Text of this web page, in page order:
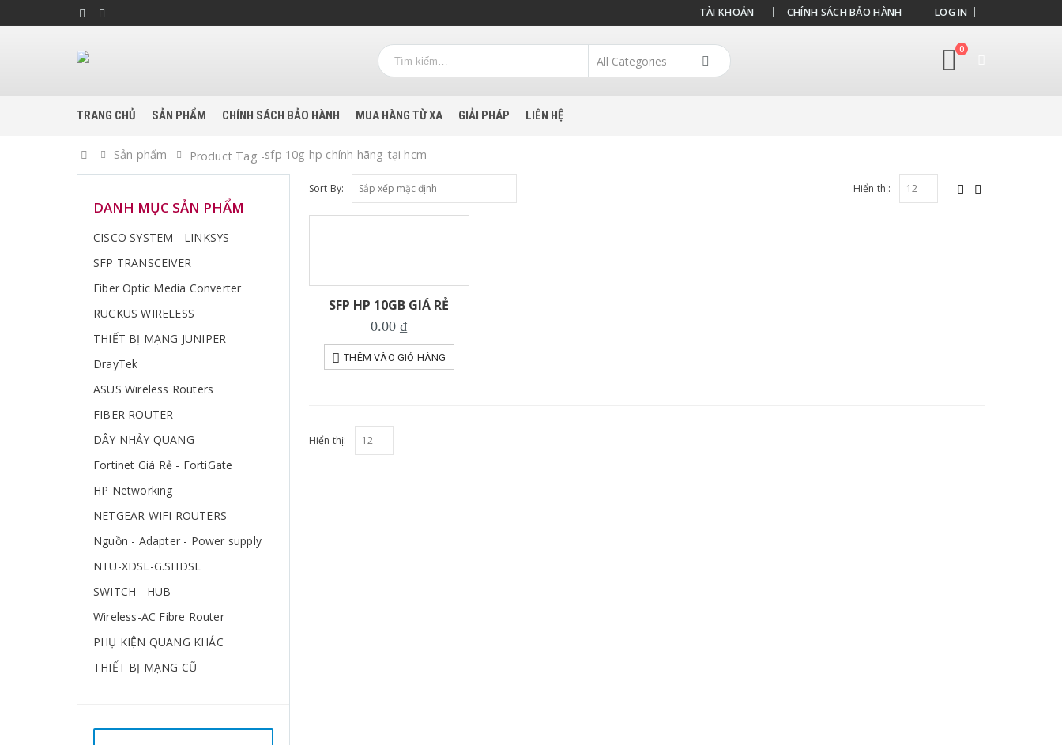
TÀI KHOẢN CHÍNH SÁCH BẢO HÀNH LOG IN
0
TRANG CHỦ SẢN PHẨM CHÍNH SÁCH BẢO HÀNH MUA HÀNG TỪ XA GIẢI PHÁP LIÊN HỆ
Home
Sản phẩm Product Tag -sfp 10g hp chính hãng tại hcm
Sort By: Hiển thị:
SFP HP 10GB GIÁ RẺ
0.00₫
THÊM VÀO GIỎ HÀNG
Hiển thị:
DANH MỤC SẢN PHẨM
CISCO SYSTEM - LINKSYS
SFP TRANSCEIVER
Fiber Optic Media Converter
RUCKUS WIRELESS
THIẾT BỊ MẠNG JUNIPER
DrayTek
ASUS Wireless Routers
FIBER ROUTER
DÂY NHẢY QUANG
Fortinet Giá Rẻ - FortiGate
HP Networking
NETGEAR WIFI ROUTERS
Nguồn - Adapter - Power supply
NTU-XDSL-G.SHDSL
SWITCH - HUB
Wireless-AC Fibre Router
PHỤ KIỆN QUANG KHÁC
THIẾT BỊ MẠNG CŨ